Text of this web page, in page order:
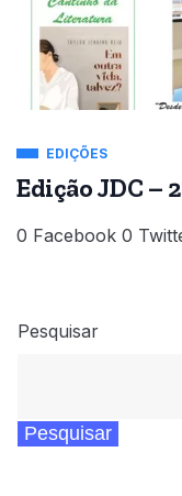
EDIÇÕES
Edição JDC –
0 Facebook 0
Pesquisar
Pesquisar